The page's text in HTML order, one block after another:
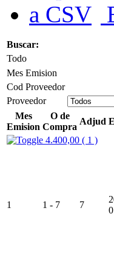
Buscar:
Todo
Mes Emision
Cod Proveedor
Proveedor
Mes
Emision
O de
Compra
Adjud
4.400,00 ( 1 )
1 1 - 7 7